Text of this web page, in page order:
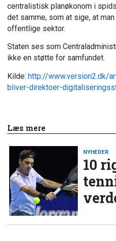
centralistisk planøkonom i
det samme, som at sige, at
offentlige sektor.
Staten ses som
ikke en støtte for samfundet.
Kilde: http://www.version2.dk/
bliver-direktoer-
Læs mere
NYHEDER
10